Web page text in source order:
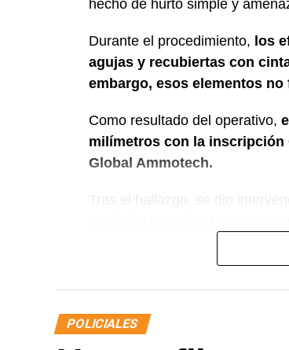
hecho de hurto simple y
Durante el procedimiento, los
agujas y recubiertas con
embargo, esos elementos
Como resultado del operativo,
milímetros con la inscripción
Global Ammotech.
POLICIALES